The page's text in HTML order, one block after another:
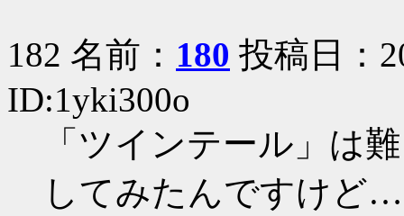
182 名前： 180 投稿日：
ID:1yki300o
「ツインテール」は
してみたんですけど